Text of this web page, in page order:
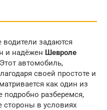
задаются
и надёжен Шевроле
автомобиль,
своей простоте и
как один из
подробно разберемся,
стороны в условиях